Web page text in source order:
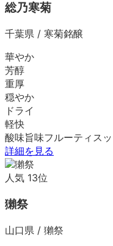
総乃寒菊
千葉県 / 寒菊銘醸
華やか
芳醇
重厚
穏やか
ドライ
軽快
酸味旨味フルーティ ス
詳細を見る
人気 13位
獺祭
山口県 / 獺祭